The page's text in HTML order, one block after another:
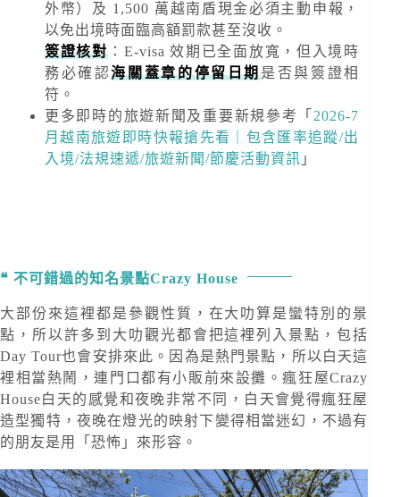
外幣）及 1,500 萬越南盾現金必須主動申報，
以免出境時面臨高額罰款甚至沒收。
簽證核對：E-visa 效期已全面放寬，但入境時
務必確認海關蓋章的停留日期是否與簽證相
符。
更多即時的旅遊新聞及重要新規參考「 2026-7
月越南旅遊即時快報搶先看｜包含匯率追蹤/出
入境/法規速遞/旅遊新聞/節慶活動資訊 」
不可錯過的知名景點Crazy House
大部份來這裡都是參觀性質，在大叻算是蠻特別的景
點，所以許多到大叻觀光都會把這裡列入景點，包括
Day Tour也會安排來此。因為是熱門景點，所以白天這
裡相當熱鬧，連門口都有小販前來設攤。瘋狂屋Crazy
House白天的感覺和夜晚非常不同，白天會覺得瘋狂屋
造型獨特，夜晚在燈光的映射下變得相當迷幻，不過有
的朋友是用「恐怖」來形容。